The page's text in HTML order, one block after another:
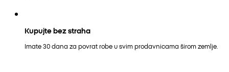
Kupujte bez straha
Imate 30 dana za povrat robe u svim prodavnicama širom zemlje.